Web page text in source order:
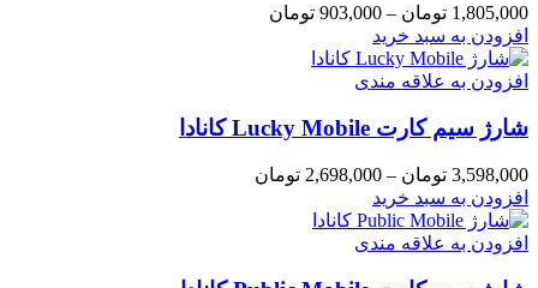
1,805,000 تومان –
903,000 تومان
افزودن به سبد خرید
محصول
دارای
مختلفی
باشد.
ها
ممکن
افزودن به علاقه مندی
شارژ سیم کارت Lucky Mobile کانادا
3,598,000 تومان –
2,698,000 تومان
افزودن به سبد خرید
محصول
دارایافزودن به علاقه مندی